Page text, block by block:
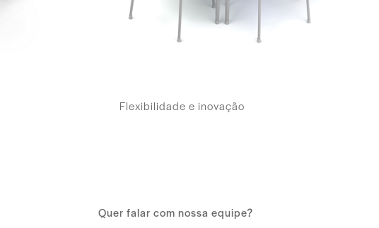
Flexibilidade e inovação
Quer falar com nossa equipe?